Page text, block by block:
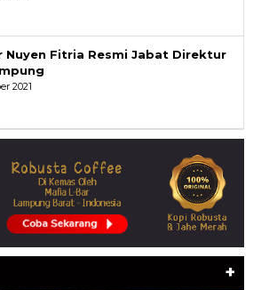
Nuyen Fitria Resmi Jabat Direktur
2021
+